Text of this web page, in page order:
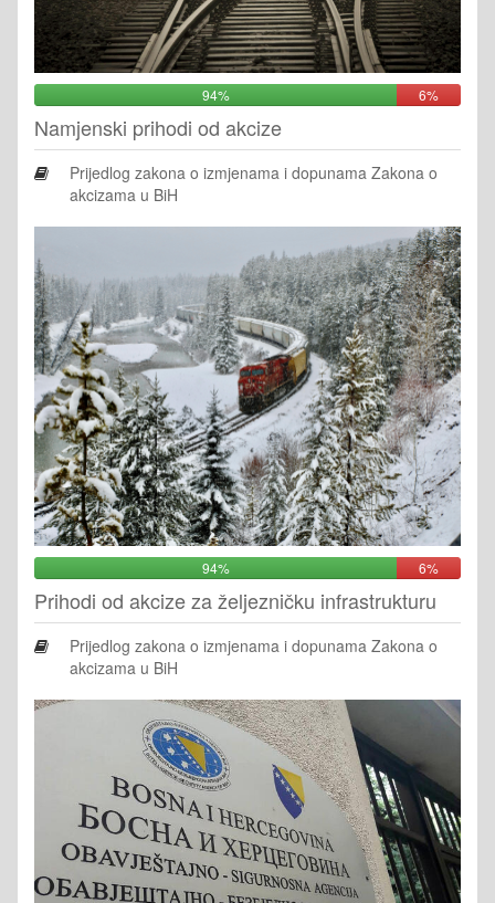
94% 6%
Namjenski prihodi od akcize
Prijedlog zakona o izmjenama i dopunama Zakona o
akcizama u BiH
94% 6%
Prihodi od akcize za željezničku infrastrukturu
Prijedlog zakona o izmjenama i dopunama Zakona o
akcizama u BiH